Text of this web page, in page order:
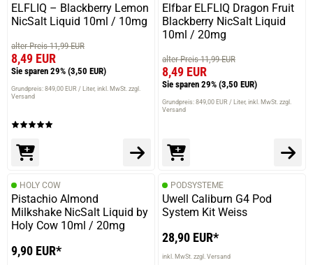
ELFLIQ – Blackberry Lemon
NicSalt Liquid 10ml / 10mg
alter Preis 11,99 EUR
8,49 EUR
Sie sparen 29% (3,50 EUR)
Grundpreis: 849,00 EUR / Liter inkl. MwSt. zzgl.
Versand
Elfbar ELFLIQ Dragon Fruit
Blackberry NicSalt Liquid
10ml / 20mg
alter Preis 11,99 EUR
8,49 EUR
Sie sparen 29% (3,50 EUR)
Grundpreis: 849,00 EUR / Liter inkl. MwSt. zzgl.
Versand
HOLY COW
Pistachio Almond
Milkshake NicSalt Liquid by
Holy Cow 10ml / 20mg
9,90 EUR*
PODSYSTEME
Uwell Caliburn G4 Pod
System Kit Weiss
28,90 EUR*
inkl. MwSt. zzgl. Versand